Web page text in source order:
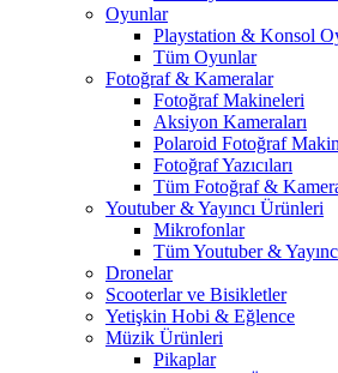
Oyunlar
Playstation & Konsol
Tüm Oyunlar
Fotoğraf & Kameralar
Fotoğraf Makineleri
Aksiyon Kameraları
Polaroid Fotoğraf
Fotoğraf Yazıcıları
Tüm Fotoğraf &
Youtuber & Yayıncı Ürünleri
Mikrofonlar
Tüm Youtuber &
Dronelar
Scooterlar ve Bisikletler
Yetişkin Hobi & Eğlence
Müzik Ürünleri
Pikaplar